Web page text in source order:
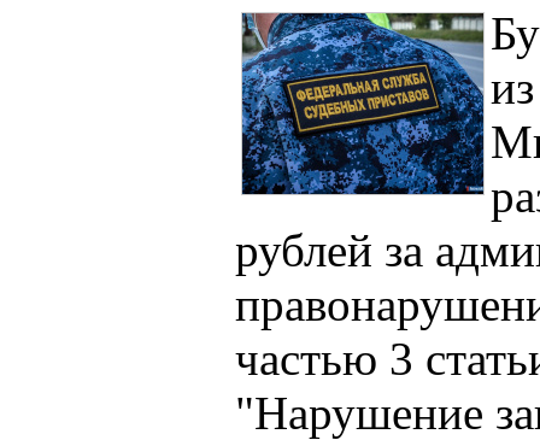
рублей за
частью 3
"Нарушение